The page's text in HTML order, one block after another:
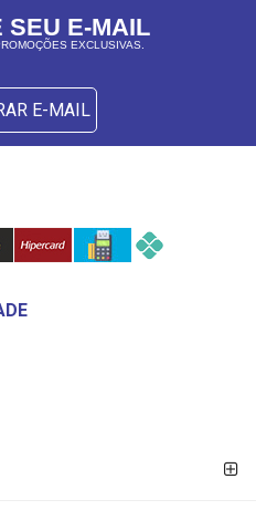
SEU E-MAIL
EXCLUSIVAS.
E-MAIL